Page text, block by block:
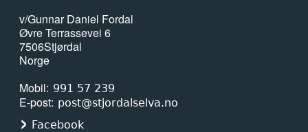
v/Gunnar Daniel Fordal
Øvre Terrassevei 6
7506Stjørdal
Norge
Mobil
991 57 239
E-post post@stjordalselva.no
Facebook